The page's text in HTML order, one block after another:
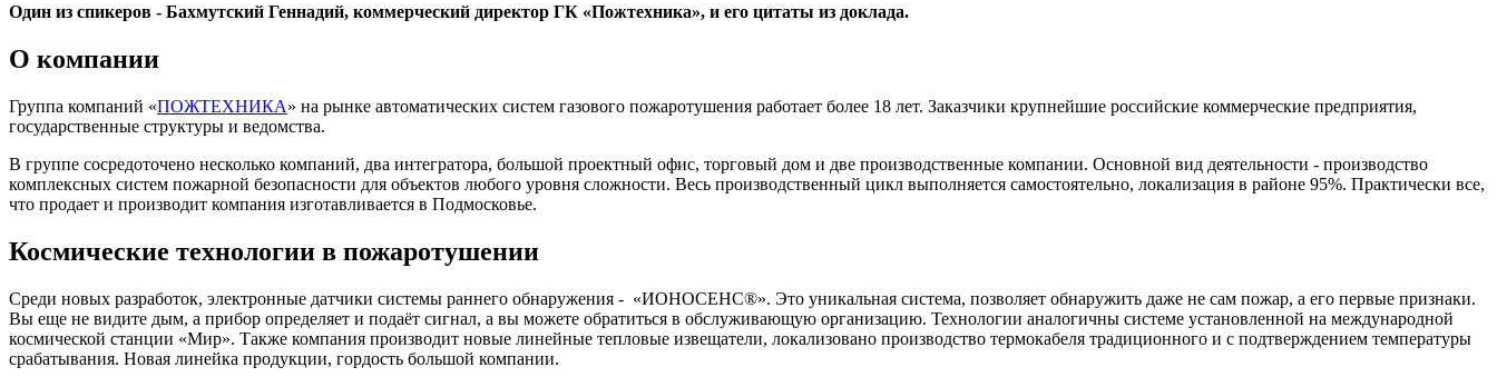
Один из спикеров - Бахмутский Геннадий, коммерческий директор ГК «Пожтехника», и его цитаты из доклада.
О компании
Группа компаний «ПОЖТЕХНИКА» на рынке автоматических систем газового пожаротушения работает более 18 лет. Заказчики крупнейшие российские коммерческие предприятия,
государственные структуры и ведомства.
В группе сосредоточено несколько компаний, два интегратора, большой проектный офис, торговый дом и две производственные компании. Основной вид деятельности - производство
комплексных систем пожарной безопасности для объектов любого уровня сложности. Весь производственный цикл выполняется самостоятельно, локализация в районе 95%. Практически все,
что продает и производит компания изготавливается в Подмосковье.
Космические технологии в пожаротушении
Среди новых разработок, электронные датчики системы раннего обнаружения - «ИОНОСЕНС®». Это уникальная система, позволяет обнаружить даже не сам пожар, а его первые признаки.
Вы еще не видите дым, а прибор определяет и подаёт сигнал, а вы можете обратиться в обслуживающую организацию. Технологии аналогичны системе установленной на международной
космической станции «Мир». Также компания производит новые линейные тепловые извещатели, локализовано производство термокабеля традиционного и с подтверждением температуры
срабатывания. Новая линейка продукции, гордость большой компании.